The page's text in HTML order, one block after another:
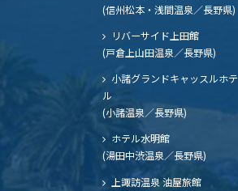
(信州松本・浅間温泉／長野県)
リバーサイド上田館
(戸倉上山田温泉／長野県)
小諸グランドキャッスルホテ
ル
(小諸温泉／長野県)
ホテル水明館
(湯田中渋温泉／長野県)
上諏訪温泉 油屋旅館